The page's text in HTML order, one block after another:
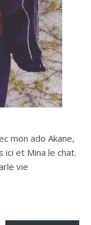
mon ado Akane,
ici et Mina le chat.
vie